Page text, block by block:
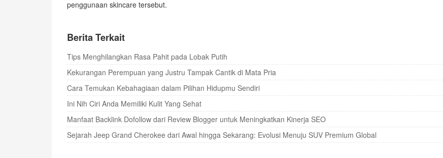
penggunaan skincare tersebut.
Berita Terkait
Tips Menghilangkan Rasa Pahit pada Lobak Putih
Kekurangan Perempuan yang Justru Tampak Cantik di Mata Pria
Cara Temukan Kebahagiaan dalam Pilihan Hidupmu Sendiri
Ini Nih Ciri Anda Memiliki Kulit Yang Sehat
Manfaat Backlink Dofollow dari Review Blogger untuk Meningkatkan Kinerja SEO
Sejarah Jeep Grand Cherokee dari Awal hingga Sekarang: Evolusi Menuju SUV Premium Global